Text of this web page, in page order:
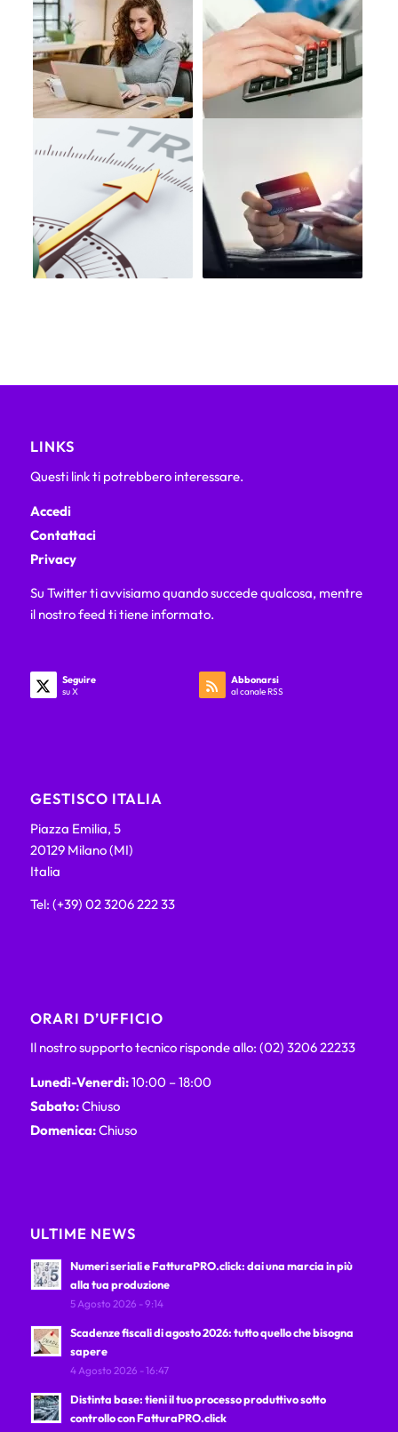
LINKS
Questi link ti potrebbero interessare.
Accedi
Contattaci
Privacy
Su Twitter ti avvisiamo quando succede qualcosa, mentre
il nostro feed ti tiene informato.
Seguire
su X
Abbonarsi
al canale RSS
GESTISCO ITALIA
Piazza Emilia, 5
20129 Milano (MI)
Italia
Tel: (+39) 02 3206 222 33
ORARI D’UFFICIO
Il nostro supporto tecnico risponde allo: (02) 3206 22233
Lunedì-Venerdì:10:00 – 18:00
Sabato:Chiuso
Domenica:Chiuso
ULTIME NEWS
Numeri seriali e FatturaPRO.click: dai una marcia in più
alla tua produzione
5 Agosto 2026 - 9:14
Scadenze fiscali di agosto 2026: tutto quello che bisogna
sapere
4 Agosto 2026 - 16:47
Distinta base: tieni il tuo processo produttivo sotto
controllo con FatturaPRO.click